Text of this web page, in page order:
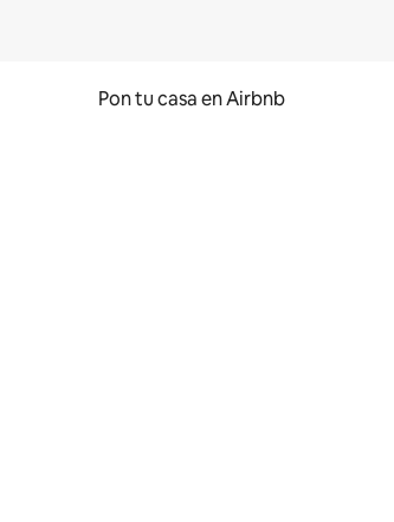
Pon tu casa en Airbnb